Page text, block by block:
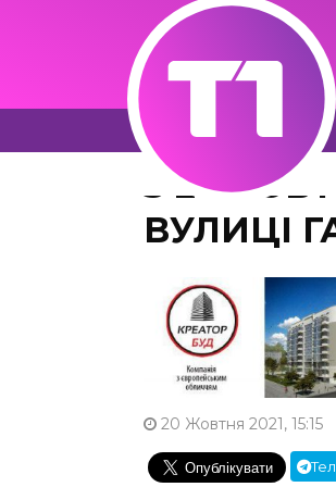
З 21
ВУЛИЦІ
20 Жовтня 2021, 15:15